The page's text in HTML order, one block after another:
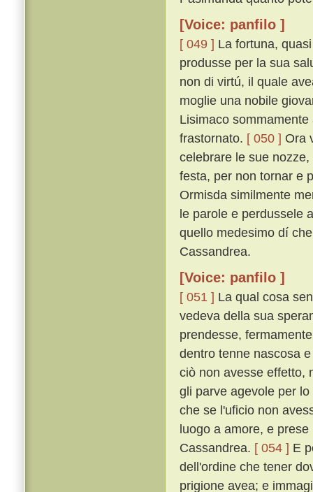
[Voice: panfilo ]
[ 049 ] La fortuna,
produsse per la sua
non di virtú, il quale
moglie una nobile
Lisimaco
frastornato. [ 050 ] Ora
celebrare le sue
festa, per non tornar e
Ormisda similmente
le parole e perdussele
quello medesimo dí
Cassandrea.
[Voice: panfilo ]
[ 051 ] La qual cosa
vedeva della sua
prendesse,
dentro tenne nascosa
ciò non avesse effetto,
gli parve agevole per
che se l'uficio non
luogo a amore, e
Cassandrea. [ 054 ] E
dell'ordine che tener
prigione avea; e